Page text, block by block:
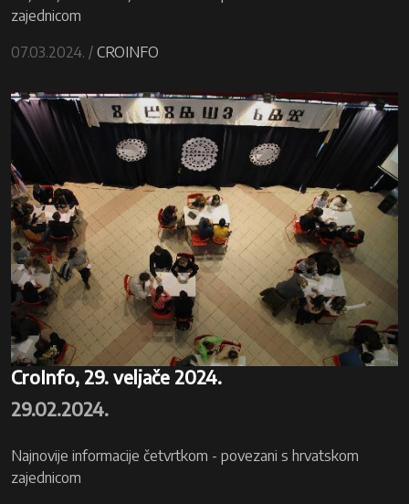
zajednicom
07.03.2024. / CROINFO
CroInfo, 29. veljače 2024.
29.02.2024.
Najnovije informacije četvrtkom - povezani s hrvatskom
zajednicom